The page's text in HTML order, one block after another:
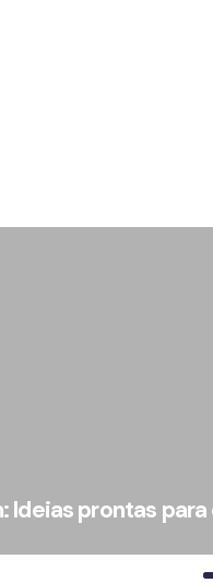
Ideias prontas